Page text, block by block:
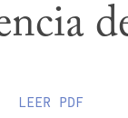
LEER PDF